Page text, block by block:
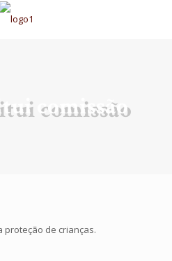
comissão
proteção de crianças.